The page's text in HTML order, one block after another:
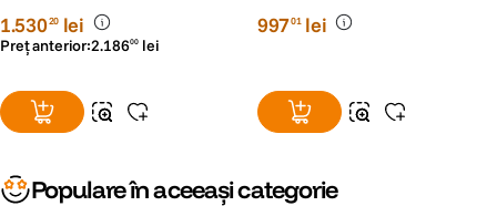
1.53020 lei
Preț anterior:2.18600 lei
99701 lei
Populare în aceeași categorie